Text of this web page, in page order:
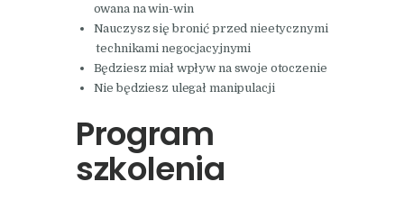
owana na win-win
Nauczysz się bronić przed nieetycznymi
technikami negocjacyjnymi
Będziesz miał wpływ na swoje otoczenie
Nie będziesz ulegał manipulacji
Program
szkolenia